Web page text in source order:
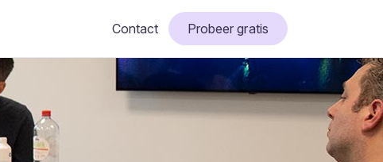
Contact Probeer gratis